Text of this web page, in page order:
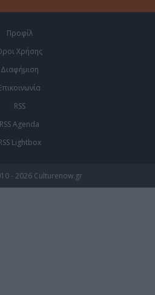
Προφίλ
Χρήσης
Διαφήμιση
RSS
RSS Agenda
Lightbox
- 2026 Culturenow.gr